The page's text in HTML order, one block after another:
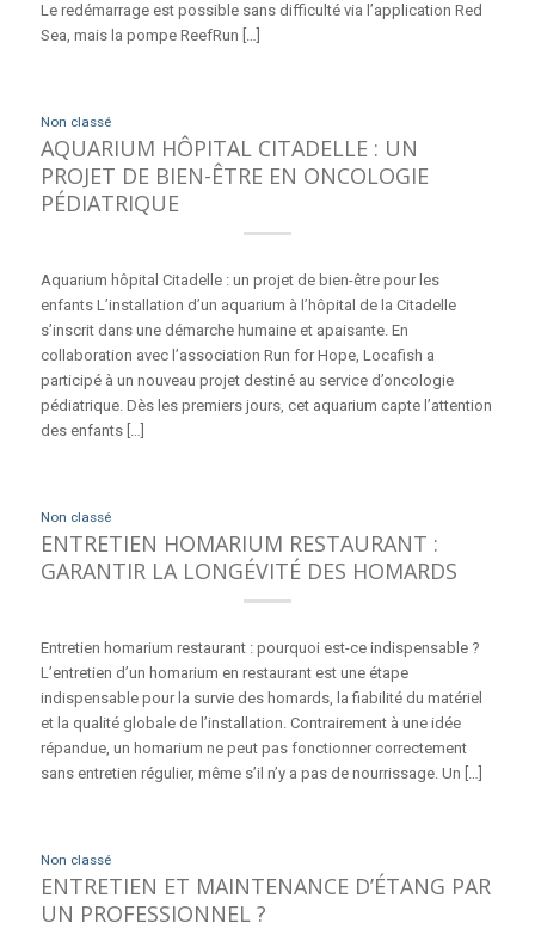
Le redémarrage est possible sans difficulté via l’application Red
Sea, mais la pompe ReefRun […]
Non classé
AQUARIUM HÔPITAL CITADELLE : UN
PROJET DE BIEN-ÊTRE EN ONCOLOGIE
PÉDIATRIQUE
Aquarium hôpital Citadelle : un projet de bien-être pour les
enfants L’installation d’un aquarium à l’hôpital de la Citadelle
s’inscrit dans une démarche humaine et apaisante. En
collaboration avec l’association Run for Hope, Locafish a
participé à un nouveau projet destiné au service d’oncologie
pédiatrique. Dès les premiers jours, cet aquarium capte l’attention
des enfants […]
Non classé
ENTRETIEN HOMARIUM RESTAURANT :
GARANTIR LA LONGÉVITÉ DES HOMARDS
Entretien homarium restaurant : pourquoi est-ce indispensable ?
L’entretien d’un homarium en restaurant est une étape
indispensable pour la survie des homards, la fiabilité du matériel
et la qualité globale de l’installation. Contrairement à une idée
répandue, un homarium ne peut pas fonctionner correctement
sans entretien régulier, même s’il n’y a pas de nourrissage. Un […]
Non classé
ENTRETIEN ET MAINTENANCE D’ÉTANG PAR
UN PROFESSIONNEL ?